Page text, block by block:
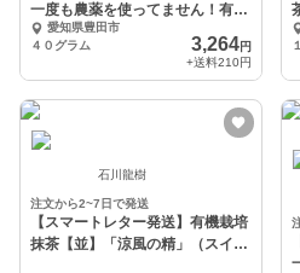
一度も農薬を使ってません！有機
抹茶特「風華の詩」
愛知県豊田市
４０グラム
3,264円
+送料210円
石川龍樹
注文から2~7日で発送
【スマートレター発送】有機栽培
抹茶【並】「涼風の精」（スイー